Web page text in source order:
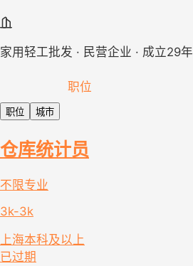
家用轻工批发 · 民营企业 · 成立29年
职位
职位 城市
仓库统计员
不限专业
3k-3k
上海本科及以上
已过期